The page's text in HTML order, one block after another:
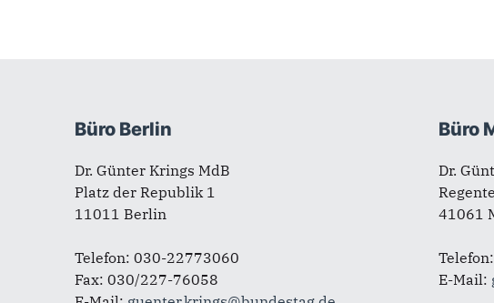
Fußbereich
Büro Berlin
Dr. Günter Krings MdB
Platz der Republik 1
11011 Berlin
Telefon: 030-22773060
Fax: 030/227-76058
Büro
Dr.
41061
E-Mail: